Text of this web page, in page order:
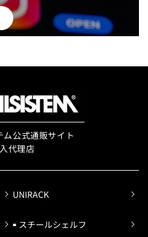
ム公式通販サイト
代理店
UNIRACK
スチールシェルフ